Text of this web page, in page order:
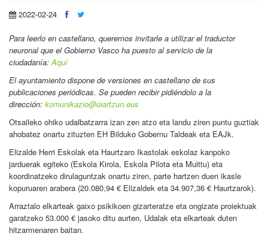
2022-02-24
Para leerlo en castellano, queremos invitarle a utilizar el traductor
neuronal que el Gobierno Vasco ha puesto al servicio de la
ciudadanía:Aquí
El ayuntamiento dispone de versiones en castellano de sus
publicaciones periódicas. Se pueden recibir pidiéndolo a la
dirección: komunikazio@oiartzun.eus
Otsaileko ohiko udalbatzarra izan zen atzo eta landu ziren puntu guztiak
ahobatez onartu zituzten EH Bilduko Gobernu Taldeak eta EAJk.
Elizalde Herri Eskolak eta Haurtzaro Ikastolak eskolaz kanpoko
jarduerak egiteko (Eskola Kirola, Eskola Pilota eta Muittu) eta
koordinatzeko dirulaguntzak onartu ziren, parte hartzen duen ikasle
kopuruaren arabera (20.080,94 € Elizaldek eta 34.907,36 € Haurtzarok).
Arraztalo elkarteak gaixo psikikoen gizarteratze eta ongizate proiektuak
garatzeko 53.000 € jasoko ditu aurten, Udalak eta elkarteak duten
hitzarmenaren baitan.